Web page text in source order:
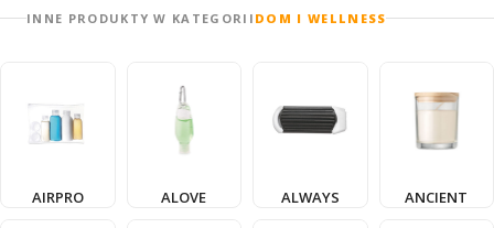
INNE PRODUKTY W KATEGORII DOM I WELLNESS
AIRPRO ALOVE ALWAYS ANCIENT